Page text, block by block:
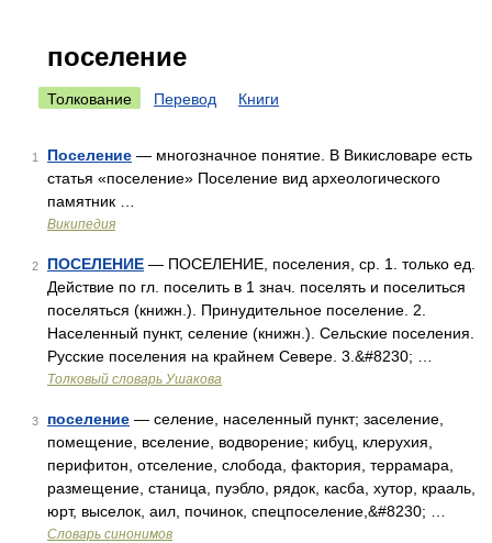
поселение
Толкование Перевод Книги
1 Поселение — многозначное понятие. В Викисловаре есть
статья «поселение» Поселение вид археологического
памятник …
Википедия
2 ПОСЕЛЕНИЕ — ПОСЕЛЕНИЕ, поселения, ср. 1. только ед.
Действие по гл. поселить в 1 знач. поселять и поселиться
поселяться (книжн.). Принудительное поселение. 2.
Населенный пункт, селение (книжн.). Сельские поселения.
Русские поселения на крайнем Севере. 3.&#8230; …
Толковый словарь Ушакова
3 поселение — селение, населенный пункт; заселение,
помещение, вселение, водворение; кибуц, клерухия,
перифитон, отселение, слобода, фактория, террамара,
размещение, станица, пуэбло, рядок, касба, хутор, крааль,
юрт, выселок, аил, починок, спецпоселение,&#8230; …
Словарь синонимов